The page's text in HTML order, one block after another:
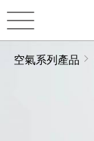
空氣系列產品